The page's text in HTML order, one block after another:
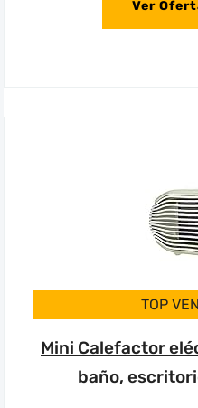
Ver
TOP
Mini Calefactor
baño,